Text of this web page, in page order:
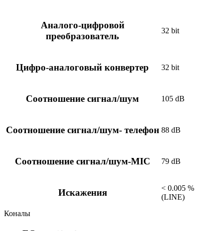
Аналого-цифровой
преобразователь
32 bit
Цифро-аналоговый конвертер 32 bit
Соотношение сигнал/шум 105 dB
Соотношение сигнал/шум- телефон 88 dB
Соотношение сигнал/шум-MIC 79 dB
Искажения
< 0.005 %
(LINE)
Коналы